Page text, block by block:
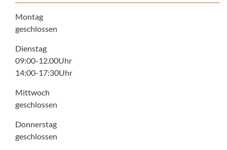
Montag
geschlossen
Dienstag
09:00-12.00Uhr
14:00-17:30Uhr
Mittwoch
geschlossen
Donnerstag
geschlossen